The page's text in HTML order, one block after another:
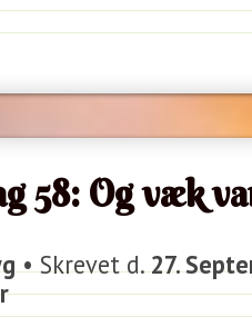
58: Og væk
• Skrevet d.27.